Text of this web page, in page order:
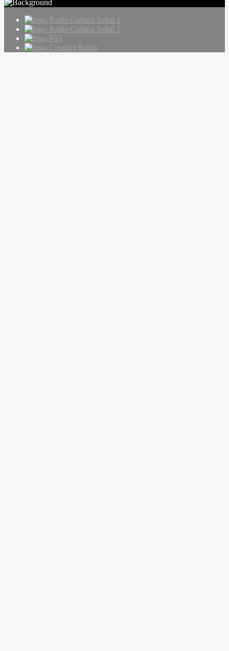
Radio Cultura Señal 1
Radio Cultura Señal 2
RFI
Creativa Radio